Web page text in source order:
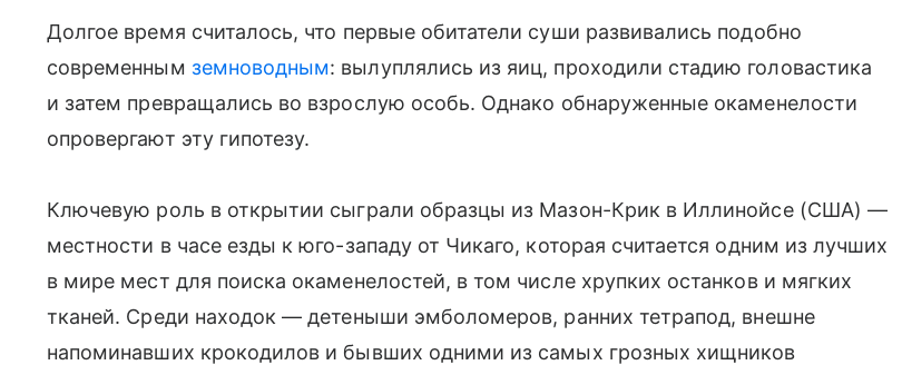
Долгое время считалось, что первые обитатели суши развивались подобно
современным земноводным: вылуплялись из яиц, проходили стадию головастика
и затем превращались во взрослую особь. Однако обнаруженные окаменелости
опровергают эту гипотезу.
Ключевую роль в открытии сыграли образцы из Мазон-Крик в Иллинойсе (США) —
местности в часе езды к юго-западу от Чикаго, которая считается одним из лучших
в мире мест для поиска окаменелостей, в том числе хрупких останков и мягких
тканей. Среди находок — детеныши эмболомеров, ранних тетрапод, внешне
напоминавших крокодилов и бывших одними из самых грозных хищников